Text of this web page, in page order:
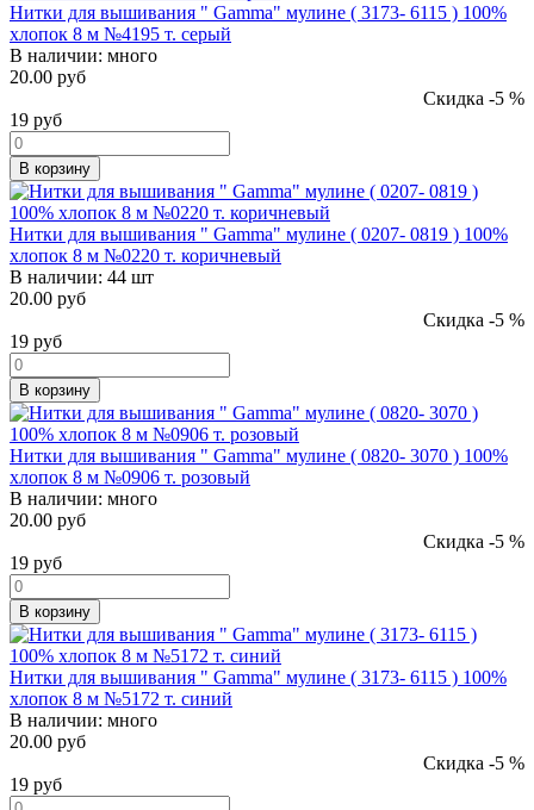
Нитки для вышивания " Gamma" мулине ( 3173- 6115 ) 100%
хлопок 8 м №4195 т. серый
В наличии: много
20.00 руб
Скидка -5 %
19 руб
В корзину
Нитки для вышивания " Gamma" мулине ( 0207- 0819 ) 100%
хлопок 8 м №0220 т. коричневый
В наличии: 44 шт
20.00 руб
Скидка -5 %
19 руб
В корзину
Нитки для вышивания " Gamma" мулине ( 0820- 3070 ) 100%
хлопок 8 м №0906 т. розовый
В наличии: много
20.00 руб
Скидка -5 %
19 руб
В корзину
Нитки для вышивания " Gamma" мулине ( 3173- 6115 ) 100%
хлопок 8 м №5172 т. синий
В наличии: много
20.00 руб
Скидка -5 %
19 руб